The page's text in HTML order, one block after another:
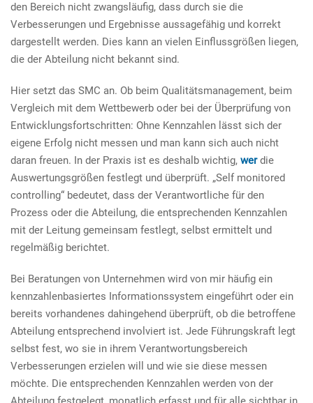
den Bereich nicht zwangsläufig, dass durch sie die
Verbesserungen und Ergebnisse aussagefähig und korrekt
dargestellt werden. Dies kann an vielen Einflussgrößen liegen,
die der Abteilung nicht bekannt sind.
Hier setzt das SMC an. Ob beim Qualitätsmanagement, beim
Vergleich mit dem Wettbewerb oder bei der Überprüfung von
Entwicklungsfortschritten: Ohne Kennzahlen lässt sich der
eigene Erfolg nicht messen und man kann sich auch nicht
daran freuen. In der Praxis ist es deshalb wichtig, werdie
Auswertungsgrößen festlegt und überprüft. „Self monitored
controlling“ bedeutet, dass der Verantwortliche für den
Prozess oder die Abteilung, die entsprechenden Kennzahlen
mit der Leitung gemeinsam festlegt, selbst ermittelt und
regelmäßig berichtet.
Bei Beratungen von Unternehmen wird von mir häufig ein
kennzahlenbasiertes Informationssystem eingeführt oder ein
bereits vorhandenes dahingehend überprüft, ob die betroffene
Abteilung entsprechend involviert ist. Jede Führungskraft legt
selbst fest, wo sie in ihrem Verantwortungsbereich
Verbesserungen erzielen will und wie sie diese messen
möchte. Die entsprechenden Kennzahlen werden von der